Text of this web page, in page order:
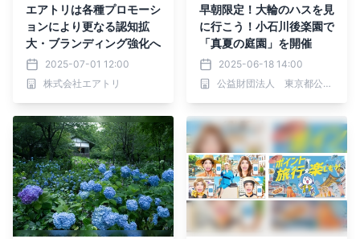
エアトリは各種プロモーシ
ョンにより更なる認知拡
大・ブランディング強化へ
2025-07-01 12:00
株式会社エアトリ
早朝限定！大輪のハスを見
に行こう！小石川後楽園で
「真夏の庭園」を開催
2025-06-18 14:00
公益財団法人 東京都公園協会